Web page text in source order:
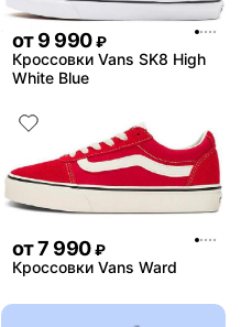
от9 990 ₽
Кроссовки Vans SK8 High
White Blue
от7 990 ₽
Кроссовки Vans Ward